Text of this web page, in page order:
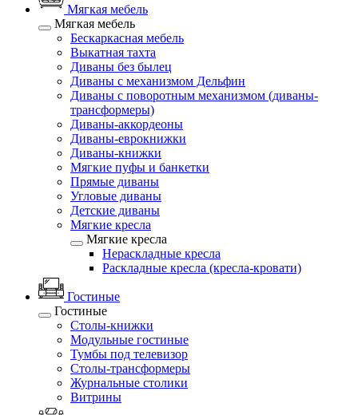
Мягкая мебель
Мягкая мебель
Бескаркасная мебель
Выкатная тахта
Диваны без былец
Диваны с механизмом Дельфин
Диваны с поворотным механизмом (диваны-
трансформеры)
Диваны-аккордеоны
Диваны-еврокнижки
Диваны-книжки
Мягкие пуфы и банкетки
Прямые диваны
Угловые диваны
Детские диваны
Мягкие кресла
Мягкие кресла
Нераскладные кресла
Раскладные кресла (кресла-кровати)
Гостиные
Гостиные
Столы-книжки
Модульные гостиные
Тумбы под телевизор
Столы-трансформеры
Журнальные столики
Витрины